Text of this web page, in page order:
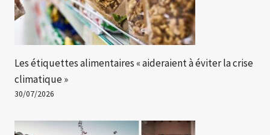
Les étiquettes alimentaires « aideraient à éviter la crise
climatique »
30/07/2026